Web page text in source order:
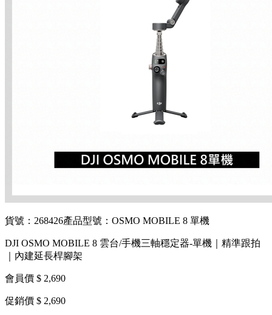
貨號：268426產品型號：OSMO MOBILE 8 單機
DJI OSMO MOBILE 8 雲台/手機三軸穩定器-單機｜精準跟拍
｜內建延長桿腳架
會員價 $ 2,690
促銷價 $ 2,690